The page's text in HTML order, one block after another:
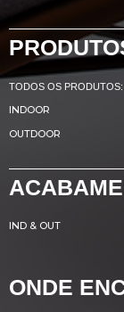
TODOS OS PRODUTOS:
INDOOR
OUTDOOR
IND & OUT
ONDE